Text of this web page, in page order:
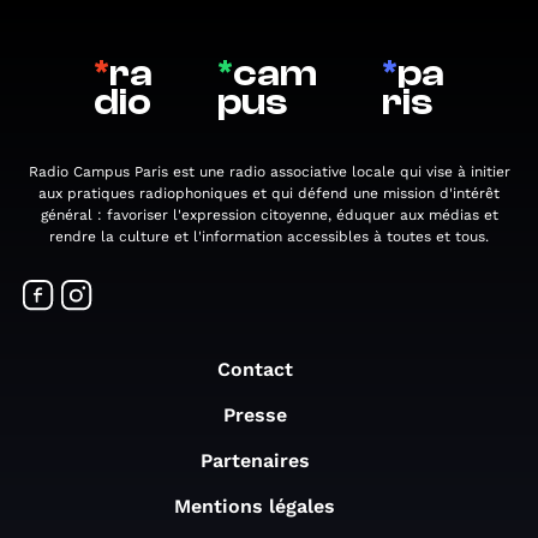
*ra
dio
*cam
pus
*pa
ris
Radio Campus Paris est une radio associative locale qui vise à initier
aux pratiques radiophoniques et qui défend une mission d'intérêt
général : favoriser l'expression citoyenne, éduquer aux médias et
rendre la culture et l'information accessibles à toutes et tous.
Contact
Presse
Partenaires
Mentions légales